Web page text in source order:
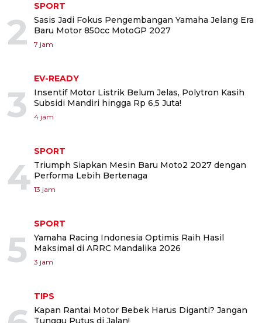
2
SPORT
Sasis Jadi Fokus Pengembangan Yamaha Jelang Era
Baru Motor 850cc MotoGP 2027
7 jam
3
EV-READY
Insentif Motor Listrik Belum Jelas, Polytron Kasih
Subsidi Mandiri hingga Rp 6,5 Juta!
4 jam
4
SPORT
Triumph Siapkan Mesin Baru Moto2 2027 dengan
Performa Lebih Bertenaga
13 jam
5
SPORT
Yamaha Racing Indonesia Optimis Raih Hasil
Maksimal di ARRC Mandalika 2026
3 jam
TIPS
Kapan Rantai Motor Bebek Harus Diganti? Jangan
Tunggu Putus di Jalan!